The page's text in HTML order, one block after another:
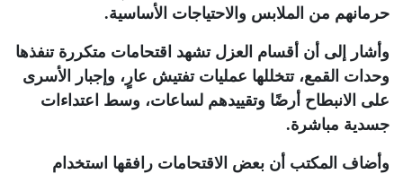
حرمانهم من الملابس والاحتياجات الأساسية.
وأشار إلى أن أقسام العزل تشهد اقتحامات متكررة تنفذها
وحدات القمع، تتخللها عمليات تفتيش عارٍ، وإجبار الأسرى
على الانبطاح أرضًا وتقييدهم لساعات، وسط اعتداءات
جسدية مباشرة.
وأضاف المكتب أن بعض الاقتحامات رافقها استخدام